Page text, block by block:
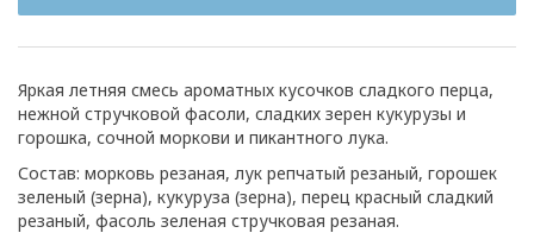
Яркая летняя смесь ароматных кусочков сладкого перца,
нежной стручковой фасоли, сладких зерен кукурузы и
горошка, сочной моркови и пикантного лука.
Состав: морковь резаная, лук репчатый резаный, горошек
зеленый (зерна), кукуруза (зерна), перец красный сладкий
резаный, фасоль зеленая стручковая резаная.